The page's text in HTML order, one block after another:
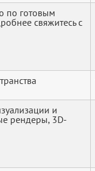
по готовым
свяжитесь с
и
рендеры, 3D-